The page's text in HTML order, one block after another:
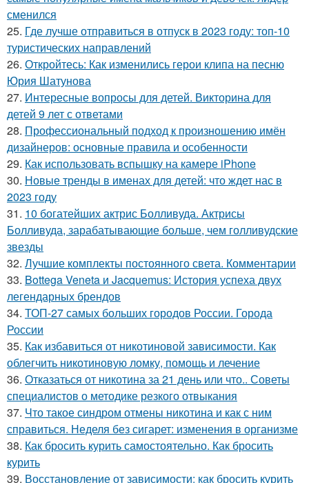
сменился
25. Где лучше отправиться в отпуск в 2023 году: топ-10
туристических направлений
26. Откройтесь: Как изменились герои клипа на песню
Юрия Шатунова
27. Интересные вопросы для детей. Викторина для
детей 9 лет с ответами
28. Профессиональный подход к произношению имён
дизайнеров: основные правила и особенности
29. Как использовать вспышку на камере iPhone
30. Новые тренды в именах для детей: что ждет нас в
2023 году
31. 10 богатейших актрис Болливуда. Актрисы
Болливуда, зарабатывающие больше, чем голливудские
звезды
32. Лучшие комплекты постоянного света. Комментарии
33. Bottega Veneta и Jacquemus: История успеха двух
легендарных брендов
34. ТОП-27 самых больших городов России. Города
России
35. Как избавиться от никотиновой зависимости. Как
облегчить никотиновую ломку, помощь и лечение
36. Отказаться от никотина за 21 день или что.. Советы
специалистов о методике резкого отвыкания
37. Что такое синдром отмены никотина и как с ним
справиться. Неделя без сигарет: изменения в организме
38. Как бросить курить самостоятельно. Как бросить
курить
39. Восстановление от зависимости: как бросить курить